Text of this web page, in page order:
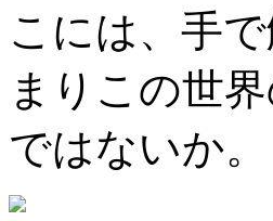
こには、手
まりこの世
ではないか。